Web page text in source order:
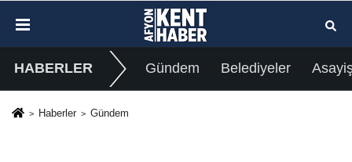
HABERLER Gündem Belediyeler
Haberler Gündem